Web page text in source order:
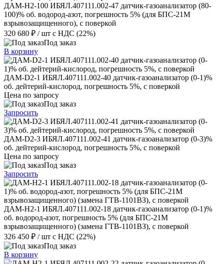
ДАМ-Н2-100 ИБЯЛ.407111.002-47 датчик-газоанализатор (80-
100)% об. водород-азот, погрешность 5% (для БПС-21М
взрывозащищенного), с поверкой
320 680 ₽ / шт с НДС (22%)
Под заказ
В корзину
ДАМ-D2-1 ИБЯЛ.407111.002-40 датчик-газоанализатор (0-1)%
об. дейтерий-кислород, погрешность 5%, с поверкой
Цена по запросу
Под заказ
Запросить
ДАМ-D2-3 ИБЯЛ.407111.002-41 датчик-газоанализатор (0-3)%
об. дейтерий-кислород, погрешность 5%, с поверкой
Цена по запросу
Под заказ
Запросить
ДАМ-Н2-1 ИБЯЛ.407111.002-18 датчик-газоанализатор (0-1)%
об. водород-азот, погрешность 5% (для БПС-21М
взрывозащищенного) (замена ГТВ-1101ВЗ), с поверкой
326 450 ₽ / шт с НДС (22%)
Под заказ
В корзину